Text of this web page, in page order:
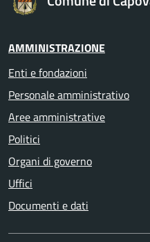
AMMINISTRAZIONE
Enti e fondazioni
Personale amministrativo
Aree amministrative
Politici
Organi di governo
Uffici
Documenti e dati